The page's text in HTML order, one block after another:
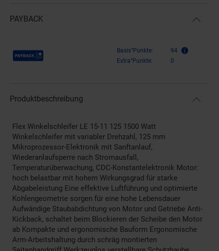
PAYBACK
Payback Punkte Basis°Punkte:
94
Extra°Punkte:
0
Produktbeschreibung
Flex Winkelschleifer LE 15-11 125 1500 Watt
Winkelschleifer mit variabler Drehzahl, 125 mm
Mikroprozessor-Elektronik mit Sanftanlauf,
Wiederanlaufsperre nach Stromausfall,
Temperaturüberwachung, CDC-Konstantelektronik Motor:
hoch belastbar mit hohem Wirkungsgrad für starke
Abgabeleistung Eine effektive Luftführung und optimierte
Kohlengeometrie sorgen für eine hohe Lebensdauer
Aufwändige Staubabdichtung von Motor und Getriebe Anti-
Kickback, schaltet beim Blockieren der Scheibe den Motor
ab Kompakte und ergonomische Bauform Ergonomische
Arm-Arbeitshaltung durch schräg montierten